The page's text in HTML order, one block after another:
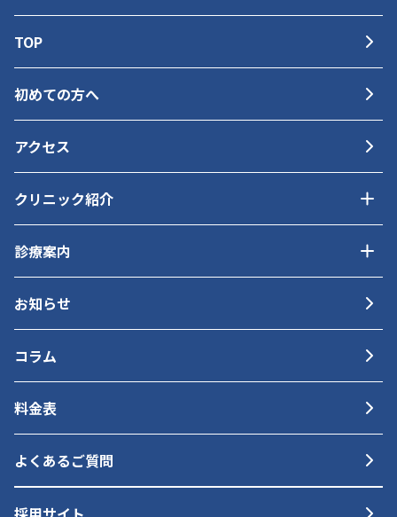
TOP
初めての方へ
アクセス
クリニック紹介
診療案内
お知らせ
コラム
料金表
よくあるご質問